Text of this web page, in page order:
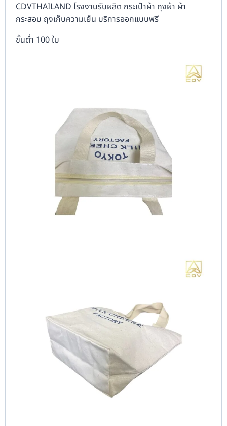
CDVTHAILAND โรงงานรับผลิต กระเป๋าผ้า ถุงผ้า ผ้า
กระสอบ ถุงเก็บความเย็น บริการออกแบบฟรี
ขั้นต่ำ 100 ใบ